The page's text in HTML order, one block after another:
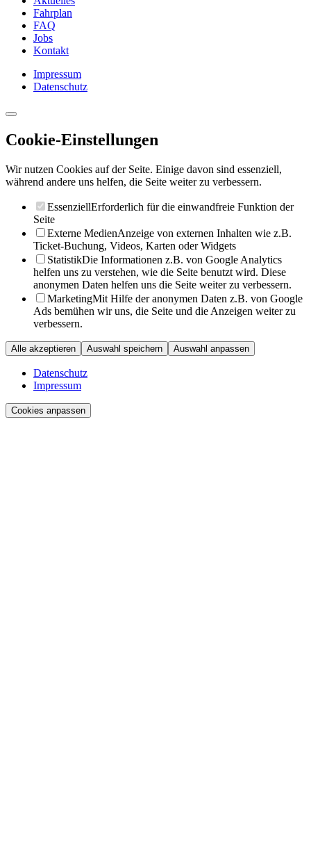
Fahrplan
FAQ
Jobs
Kontakt
Impressum
Datenschutz
Cookie-Einstellungen
Wir nutzen Cookies auf der Seite. Einige davon sind essenziell,
während andere uns helfen, die Seite weiter zu verbessern.
EssenziellErforderlich für die einwandfreie Funktion der
Seite
Externe MedienAnzeige von externen Inhalten wie z.B.
Ticket-Buchung, Videos, Karten oder Widgets
StatistikDie Informationen z.B. von Google Analytics
helfen uns zu verstehen, wie die Seite benutzt wird. Diese
anonymen Daten helfen uns die Seite weiter zu verbessern.
MarketingMit Hilfe der anonymen Daten z.B. von Google
Ads bemühen wir uns, die Seite und die Anzeigen weiter zu
verbessern.
Alle akzeptieren Auswahl speichern Auswahl anpassen
Datenschutz
Impressum
Cookies anpassen